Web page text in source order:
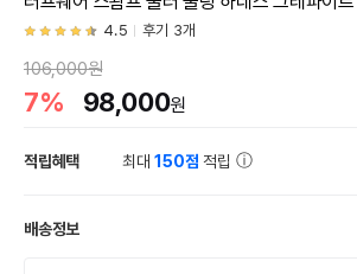
4.5 후기 3개
106,000원
7% 98,000원
적립혜택 최대150점 적립
배송정보